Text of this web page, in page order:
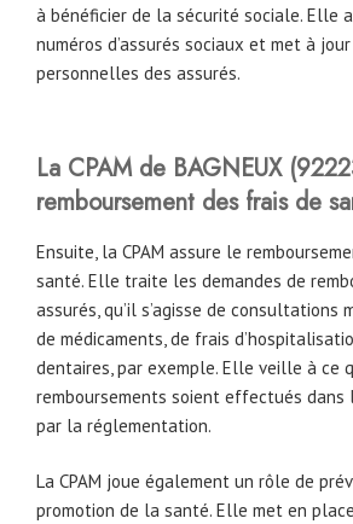
à bénéficier de la sécurité sociale. Elle
numéros d’assurés sociaux et met à
personnelles des assurés.
La CPAM de BAGNEUX
remboursement des frais de
Ensuite, la CPAM assure le
santé. Elle traite les demandes de
assurés, qu’il s’agisse de consultations
de médicaments, de frais
dentaires, par exemple. Elle veille à ce
remboursements soient effectués dans
par la réglementation.
La CPAM joue également un rôle de
promotion de la santé. Elle met en